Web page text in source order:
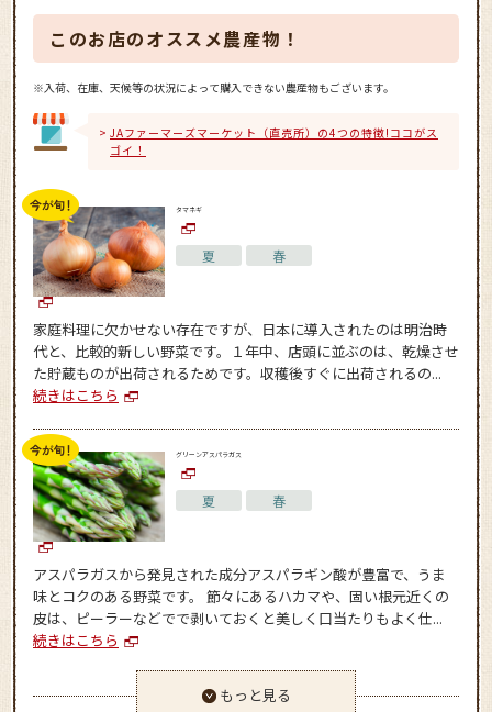
このお店のオススメ農産物！
※入荷、在庫、天候等の状況によって購入できない農産物もございます。
JAファーマーズマーケット（直売所）の4つの特徴!ココがス
ゴイ！
タマネギ
夏 春
家庭料理に欠かせない存在ですが、日本に導入されたのは明治時
代と、比較的新しい野菜です。１年中、店頭に並ぶのは、乾燥させ
た貯蔵ものが出荷されるためです。収穫後すぐに出荷されるの...
続きはこちら
グリーンアスパラガス
夏 春
アスパラガスから発見された成分アスパラギン酸が豊富で、うま
味とコクのある野菜です。 節々にあるハカマや、固い根元近くの
皮は、ピーラーなどでで剥いておくと美しく口当たりもよく仕...
続きはこちら
もっと見る